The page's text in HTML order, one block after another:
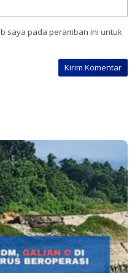
saya pada peramban ini untuk